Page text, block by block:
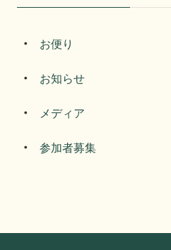
お便り
お知らせ
メディア
参加者募集